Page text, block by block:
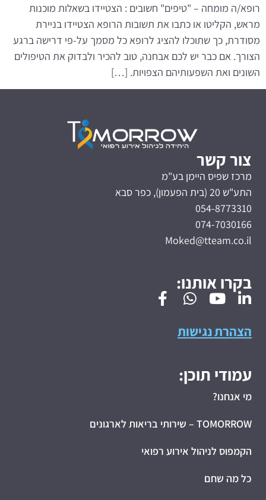
רופא/ה מומחה – "טיפים" חשובים : הצטיידו בשאלות מוכנות
מראש, הקליטו או כתבו את תשובות הרופא הצטיידו בניירת
מסודרת, כך שתוכלו להציג לרופא כל מסמך על-פי דרישה ברגע
הצורך. אם כבר יש לכם אבחנה, טוב להכיר ולבדוק את הטיפולים
השונים ואת השפעותיהם הצפויות. […]
צור קשר
מרכז שפיס היימן בע"מ
התע"ש 20 (בית הפעמון), כפר סבא
054-8773310
074-7030166
Moked@tteam.co.il
בקרו אותנו:
הצהרת נגישות
עמודי תוכן:
מי אנחנו?
TOMORROW – שירותי בריאות לארגונים
הקמפוס לניהול אירוע רפואי
כל מה שחם